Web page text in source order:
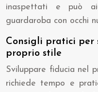
inaspettati e può
guardaroba con occhi
Consigli pratici per
proprio stile
Sviluppare fiducia nel
richiede tempo e